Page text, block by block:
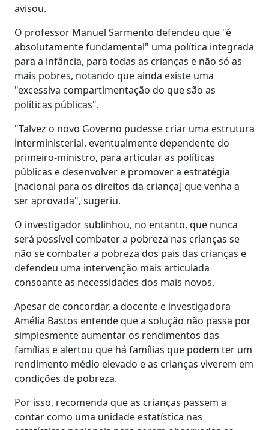
avisou.
O professor Manuel Sarmento defendeu que "é
absolutamente fundamental" uma política integrada
para a infância, para todas as crianças e não só as
mais pobres, notando que ainda existe uma
"excessiva compartimentação do que são as
políticas públicas".
"Talvez o novo Governo pudesse criar uma estrutura
interministerial, eventualmente dependente do
primeiro-ministro, para articular as políticas
públicas e desenvolver e promover a estratégia
[nacional para os direitos da criança] que venha a
ser aprovada", sugeriu.
O investigador sublinhou, no entanto, que nunca
será possível combater a pobreza nas crianças se
não se combater a pobreza dos pais das crianças e
defendeu uma intervenção mais articulada
consoante as necessidades dos mais novos.
Apesar de concordar, a docente e investigadora
Amélia Bastos entende que a solução não passa por
simplesmente aumentar os rendimentos das
famílias e alertou que há famílias que podem ter um
rendimento médio elevado e as crianças viverem em
condições de pobreza.
Por isso, recomenda que as crianças passem a
contar como uma unidade estatística nas